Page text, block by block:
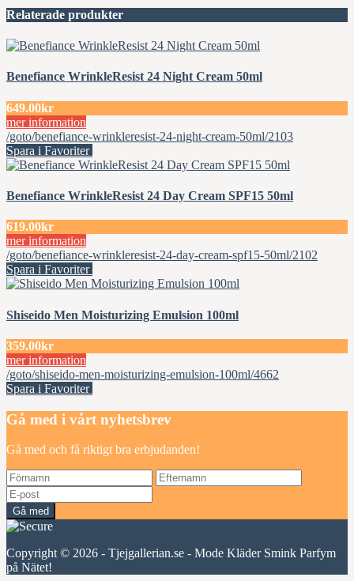
Relaterade produkter
Benefiance WrinkleResist 24 Night Cream 50ml
649.00kr
mer information
/goto/benefiance-wrinkleresist-24-night-cream-50ml/2103
Spara i Favoriter
Benefiance WrinkleResist 24 Day Cream SPF15 50ml
619.00kr
mer information
/goto/benefiance-wrinkleresist-24-day-cream-spf15-50ml/2102
Spara i Favoriter
Shiseido Men Moisturizing Emulsion 100ml
359.00kr
mer information
/goto/shiseido-men-moisturizing-emulsion-100ml/4662
Spara i Favoriter
Gå med i vårt nyhetsbrev
Gå med och få riktigt bra erbjudanden!
Gå med
Copyright © 2026 - Tjejgallerian.se - Mode Kläder Smink Parfym
på Nätet!